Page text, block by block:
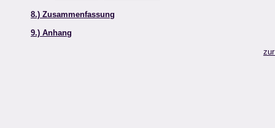
8.) Zusammenfassung
9.) Anhang